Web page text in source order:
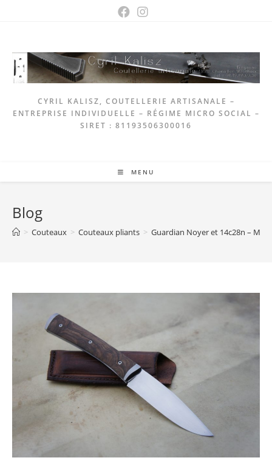
CYRIL KALISZ, COUTELLERIE ARTISANALE –
ENTREPRISE INDIVIDUELLE – RÉGIME MICRO SOCIAL –
SIRET : 81193506300016
MENU
Blog
> Couteaux > Couteaux pliants > Guardian Noyer et 14c28n –